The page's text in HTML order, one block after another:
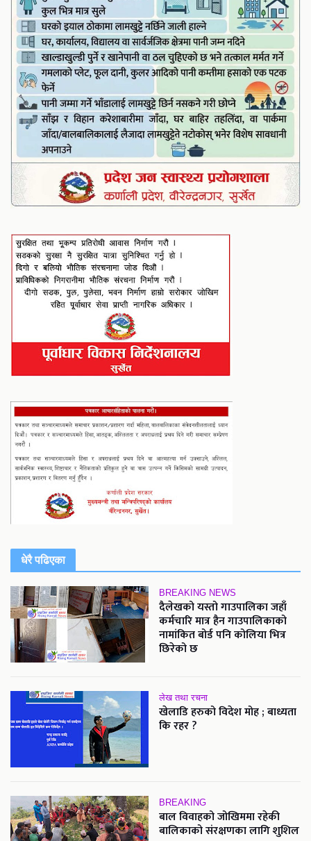
धेरै पढिएका
BREAKING NEWS
दैलेखको यस्तो गाउपालिका जहाँ
कर्मचारि मात्र हैन गाउपालिकाको
नामांकित बोर्ड पनि कोलिया भित्र
छिरेको छ
लेख तथा रचना
खेलाडि हरुको विदेश मोह ; बाध्यता
कि रहर ?
BREAKING
बाल विवाहको जोखिममा रहेकी
बालिकाको संरक्षणका लागि शुशिल